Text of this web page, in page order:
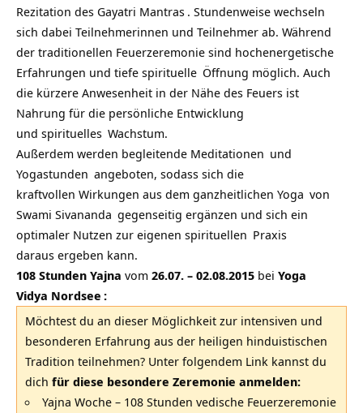
Rezitation des Gayatri Mantras . Stundenweise wechseln
sich dabei Teilnehmerinnen und Teilnehmer ab. Während
der traditionellen Feuerzeremonie sind hochenergetische
Erfahrungen und tiefe spirituelle Öffnung möglich. Auch
die kürzere Anwesenheit in der Nähe des Feuers ist
Nahrung für die persönliche Entwicklung
und spirituelles Wachstum.
Außerdem werden begleitende Meditationen und
Yogastunden angeboten, sodass sich die
kraftvollen Wirkungen aus dem ganzheitlichen Yoga von
Swami Sivananda gegenseitig ergänzen und sich ein
optimaler Nutzen zur eigenen spirituellen Praxis
daraus ergeben kann.
108 Stunden Yajna vom 26.07. – 02.08.2015 bei Yoga
Vidya Nordsee :
Möchtest du an dieser Möglichkeit zur intensiven und
besonderen Erfahrung aus der heiligen hinduistischen
Tradition teilnehmen? Unter folgendem Link kannst du
dich für diese besondere Zeremonie anmelden:
Yajna Woche – 108 Stunden vedische Feuerzeremonie